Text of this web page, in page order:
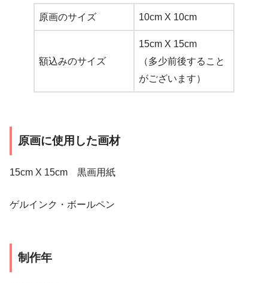
原画のサイズ 10cm X 10cm
額込みのサイズ
15cm X 15cm
（多少前後すること
がございます）
原画に使用した画材
15cm X 15cm 黒画用紙
ゲルインク・ボールペン
制作年